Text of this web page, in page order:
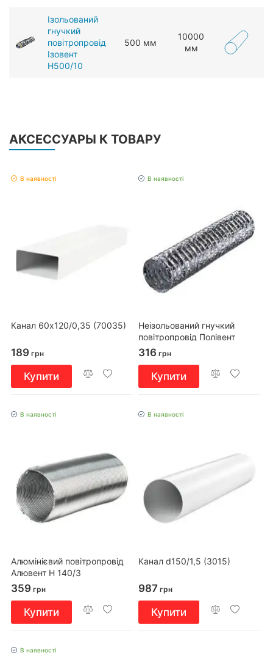
Ізольований
гнучкий
повітропровід
Ізовент
Н500/10
500 мм
10000
мм
АКСЕССУАРЫ К ТОВАРУ
В наявності
Канал 60х120/0,35 (70035)
189 грн
Купити
В наявності
Неізольований гнучкий
повітропровід Полівент
605М1/102/2,5
316 грн
Купити
В наявності
Алюмінієвий повітропровід
Алювент Н 140/3
359 грн
Купити
В наявності
Канал d150/1,5 (3015)
987 грн
Купити
В наявності